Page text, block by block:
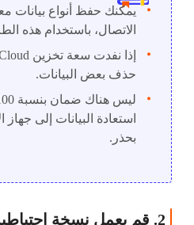
يمكنك حفظ أنواع بيانات
الاتصال، باستخدام هذه
حذف بعض البيانات.
استعادة البيانات إلى
بحذر.
2. قم بعمل نسخة